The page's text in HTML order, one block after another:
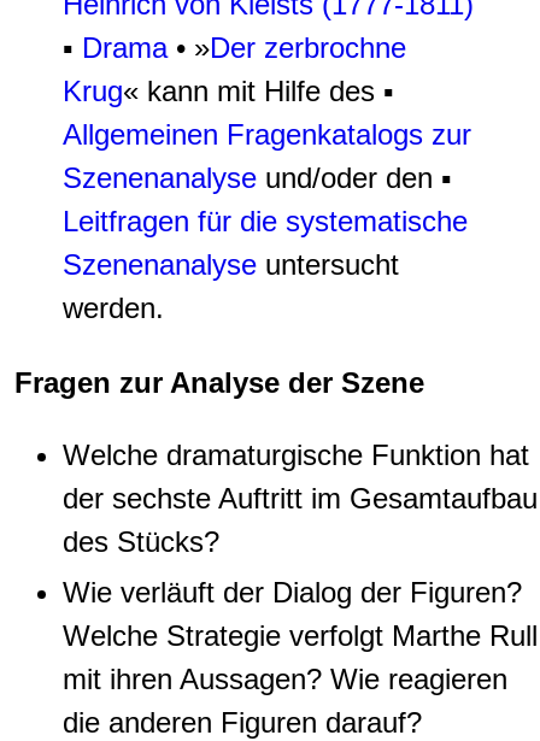
▪ Drama• »Der zerbrochne
Krug« kann mit Hilfe des ▪
Allgemeinen Fragenkatalogs zur
Szenenanalyse und/oder den ▪
Leitfragen für die systematische
Szenenanalyse untersucht
werden.
Fragen zur Analyse der Szene
Welche dramaturgische Funktion hat
der sechste Auftritt im Gesamtaufbau
des Stücks?
Wie verläuft der Dialog der Figuren?
Welche Strategie verfolgt Marthe Rull
mit ihren Aussagen? Wie reagieren
die anderen Figuren darauf?